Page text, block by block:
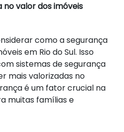
no valor dos imóveis
como a segurança
em Rio do Sul. Isso
sistemas de segurança
mais valorizadas no
é um fator crucial na
muitas famílias e